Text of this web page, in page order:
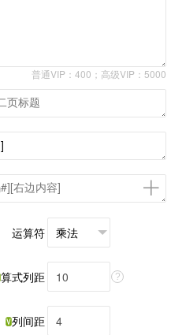
普通VIP：400；高级VIP：5000
运算符
算式列距 ?
列间距